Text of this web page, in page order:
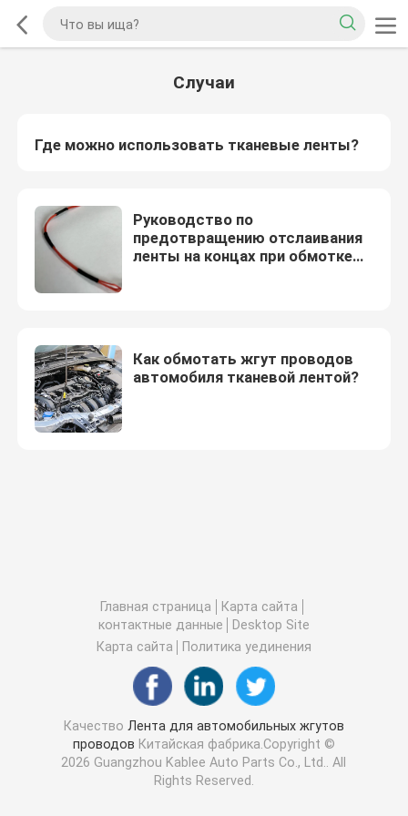
Случаи
Где можно использовать тканевые ленты?
Руководство по
предотвращению отслаивания
ленты на концах при обмотке
Как обмотать жгут проводов
автомобиля тканевой лентой?
Главная страница
Карта сайта
контактные данные
Desktop Site
Карта сайта
Политика уединения
Качество Лента для автомобильных жгутов
проводов Китайская фабрика.Copyright ©
2026 Guangzhou Kablee Auto Parts Co., Ltd.. All
Rights Reserved.